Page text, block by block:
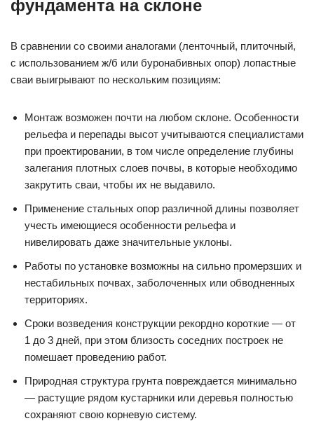
фундамента на склоне
В сравнении со своими аналогами (ленточный, плиточный,
с использованием ж/б или буронабивных опор) лопастные
сваи выигрывают по нескольким позициям:
Монтаж возможен почти на любом склоне. Особенности
рельефа и перепады высот учитываются специалистами
при проектировании, в том числе определение глубины
залегания плотных слоев почвы, в которые необходимо
закрутить сваи, чтобы их не выдавило.
Применение стальных опор различной длины позволяет
учесть имеющиеся особенности рельефа и
нивелировать даже значительные уклоны.
Работы по установке возможны на сильно промерзших и
нестабильных почвах, заболоченных или обводненных
территориях.
Сроки возведения конструкции рекордно короткие — от
1 до 3 дней, при этом близость соседних построек не
помешает проведению работ.
Природная структура грунта повреждается минимально
— растущие рядом кустарники или деревья полностью
сохраняют свою корневую систему.